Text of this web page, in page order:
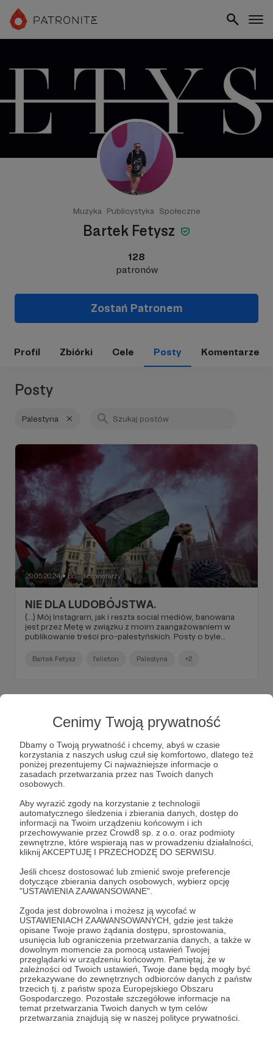
Cenimy Twoją prywatność
Dbamy o Twoją prywatność i chcemy, abyś w czasie
korzystania z naszych usług czuł się komfortowo, dlatego też
poniżej prezentujemy Ci najważniejsze informacje o
zasadach przetwarzania przez nas Twoich danych
osobowych.
Aby wyrazić zgody na korzystanie z technologii
automatycznego śledzenia i zbierania danych, dostęp do
informacji na Twoim urządzeniu końcowym i ich
przechowywanie przez Crowd8 sp. z o.o. oraz podmioty
zewnętrzne, które wspierają nas w prowadzeniu działalności,
kliknij AKCEPTUJĘ I PRZECHODZĘ DO SERWISU.
Jeśli chcesz dostosować lub zmienić swoje preferencje
dotyczące zbierania danych osobowych, wybierz opcję
"USTAWIENIA ZAAWANSOWANE".
Zgoda jest dobrowolna i możesz ją wycofać w
USTAWIENIACH ZAAWANSOWANYCH, gdzie jest także
opisane Twoje prawo żądania dostępu, sprostowania,
usunięcia lub ograniczenia przetwarzania danych, a także w
dowolnym momencie za pomocą ustawień Twojej
przeglądarki w urządzeniu końcowym. Pamiętaj, że w
zależności od Twoich ustawień, Twoje dane będą mogły być
przekazywane do zewnętrznych odbiorców danych z państw
trzecich tj. z państw spoza Europejskiego Obszaru
Gospodarczego. Pozostałe szczegółowe informacje na
temat przetwarzania Twoich danych w tym celów
przetwarzania znajdują się w naszej polityce prywatności.
Muzyka Publicystyka Społeczne
Bartek Fetysz
128
patronów
Zostań Patronem
Profil Zbiórki Cele Posty Komentarze
Posty
Palestyna
29.05.2024 ● Brak komentarzy
NIE DLA LUDOBÓJSTWA.
(...) Mój Instagram, jak i reszta social mediów, banowana
jest przez Metę w związku z moim zaangażowaniem w
publikowanie treści pro-palestyńskich. Posty o byle
Palestynie są "chowane". NIE BĘDĘ MILCZEĆ. MILCZENIE
JEST PRZYZWOLENIEM NA LUDOBÓJSTWO (...).
Bartek Fetysz felieton Palestyna +2
24.05.2024 ● Komentarze: 4
#BLOCKOUTPOLSKA
"(...) Kim Kardashian w wyniku
akcji #BLACKOUT2024 straciła ponad 3 miliony
Obserwujących. Trend przyszedł z TikToka, który
przebudzona nowa generacja, skrzyknęła się w trakcie
trwającej Met Gali do blokowania Influencerów, którzy
wypinają i mizdrzą się przed aparatami i milczą na tematy
ważne, takie jak chociażby ludobójstwo w Palestynie (...).
Zaintrygowany takim obrotem sprawy, postanowiłem, że
zapytam Was, kogo Wy chcielibyście się pozbyć z
przestrzeni medialnej i poddać należnemu ostracyzmowi.
Licznie oddaliście swoje głosy na podstawie których
powstała ta lista (...)".
Bartek Fetysz Blockout Polska +4